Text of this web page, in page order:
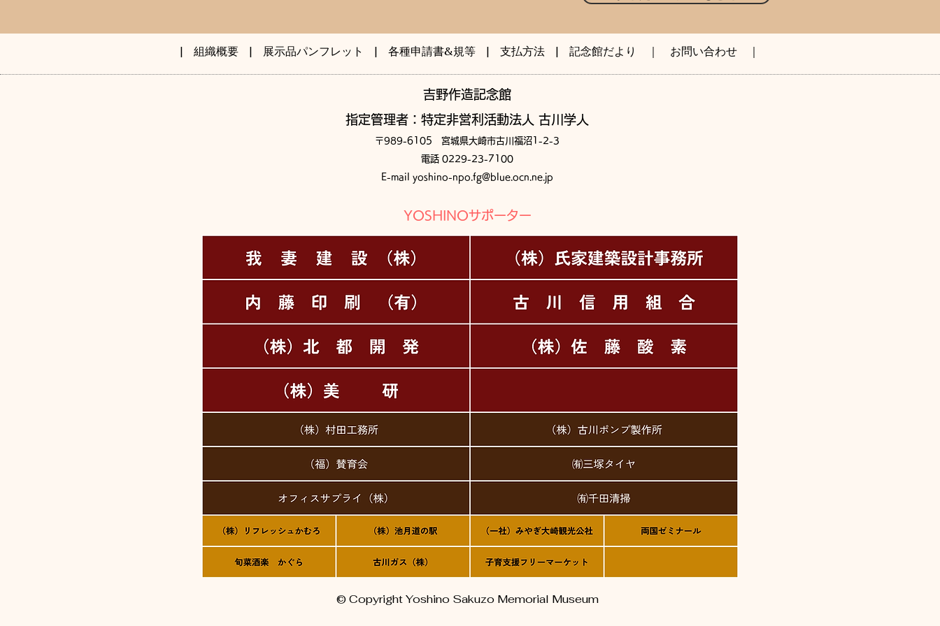
| 組織概要 | 展示品パンフレット | 各種申請書&規等 | 支払方法 | ​ 記念館だより ｜ お問い合わせ ｜
​吉野作造記念館
指定管理者：特定非営利活動法人 古川学人
〒989-6105 宮城県大崎市古川福沼1-2-3
電話 0229-23-7100
E-mail yoshino-npo.fg@blue.ocn.ne.jp
YOSHINOサポーター
© Copyright Yoshino Sakuzo Memorial Museum